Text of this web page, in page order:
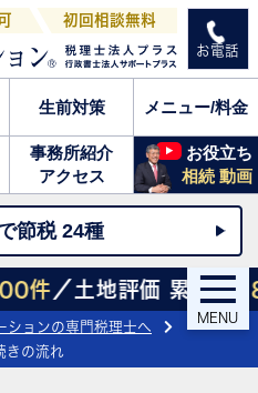
お電話
初回相談無料
MENU
生前対策 メニュー/料金
事務所紹介
アクセス
お役立ち
相続 動画
節税 24種
地評価 累計27,800件
ションの専門税理士へ
きの流れ